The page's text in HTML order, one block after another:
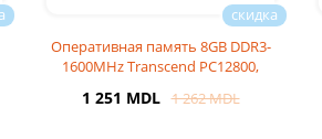
Оперативная память 8GB DDR3-
1600MHz Transcend PC12800,
1 251 MDL 1 262 MDL